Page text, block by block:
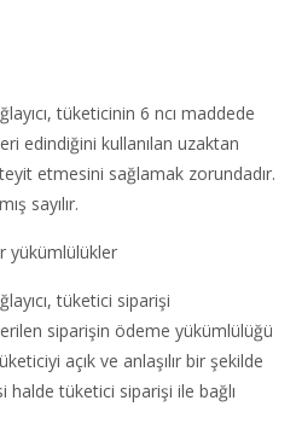
tüketicinin 6 ncı maddede
edindiğini kullanılan uzaktan
etmesini sağlamak zorundadır.
sayılır.
yükümlülükler
tüketici siparişi
siparişin ödeme yükümlülüğü
açık ve anlaşılır bir şekilde
halde tüketici siparişi ile bağlı